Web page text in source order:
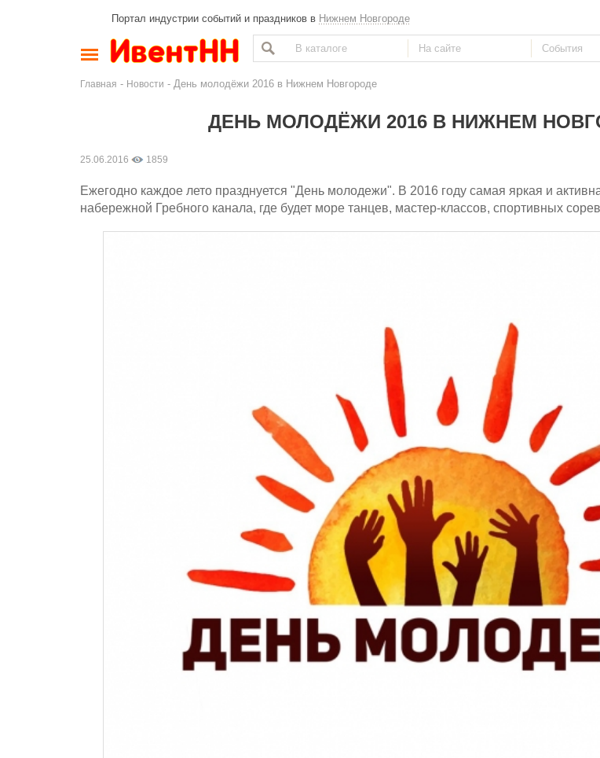
Портал индустрии событий и праздников в Нижнем Новгороде
Главная - Новости - День молодёжи 2016 в Нижнем Новгороде
ДЕНЬ МОЛОДЁЖИ 2016 В НИЖНЕМ
25.06.2016 1859
Ежегодно каждое лето празднуется "День молодежи". В 2016 году самая яркая и
набережной Гребного канала, где будет море танцев, мастер-классов, спортивных